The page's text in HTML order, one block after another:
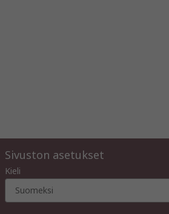
Sivuston asetukset
Kieli
Suomeksi